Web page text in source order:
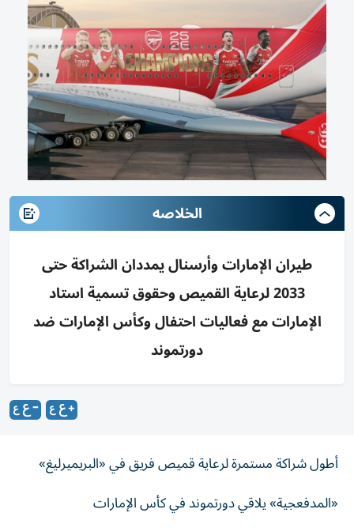
الخلاصه
طيران الإمارات وأرسنال يمددان الشراكة حتى
2033 لرعاية القميص وحقوق تسمية استاد
الإمارات مع فعاليات احتفال وكأس الإمارات ضد
دورتموند
أطول شراكة مستمرة لرعاية قميص فريق في «البريميرليغ»
«المدفعجية» يلاقي دورتموند في كأس الإمارات